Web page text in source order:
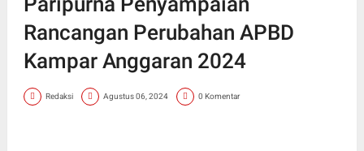
Rancangan Perubahan APBD
Kampar Anggaran 2024
Redaksi Agustus 06, 2024 0 Komentar